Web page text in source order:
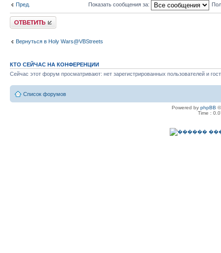
Пред. Показать сообщения за:
Ответить
Вернуться в Holy Wars@VBStreets
КТО СЕЙЧАС НА КОНФЕРЕНЦИИ
Сейчас этот форум просматривают: нет зарегистрированных пользователей и
Список форумов
Powered by phpBB
Time :